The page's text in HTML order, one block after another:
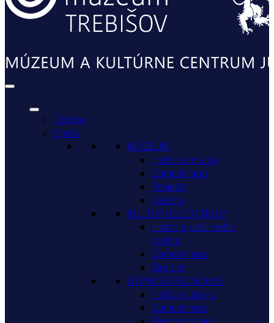
Domov
O nás
MÚZEUM
História múzea
Zamestnanci
Projekty
Kariéra
KULTÚRNE CENTRUM
História kultúrneho
centra
Zamestnanci
Činnosť
ÚTVAR ASTRONÓMIE
História útvaru
Zamestnanci